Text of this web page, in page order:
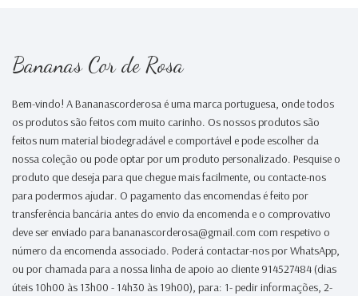
Bananas Cor de Rosa
Bem-vindo! A Bananascorderosa é uma marca portuguesa, onde todos
os produtos são feitos com muito carinho. Os nossos produtos são
feitos num material biodegradável e comportável e pode escolher da
nossa coleção ou pode optar por um produto personalizado. Pesquise o
produto que deseja para que chegue mais facilmente, ou contacte-nos
para podermos ajudar. O pagamento das encomendas é feito por
transferência bancária antes do envio da encomenda e o comprovativo
deve ser enviado para bananascorderosa@gmail.com com respetivo o
número da encomenda associado. Poderá contactar-nos por WhatsApp,
ou por chamada para a nossa linha de apoio ao cliente 914527484 (dias
úteis 10h00 às 13h00 - 14h30 às 19h00), para: 1- pedir informações, 2-